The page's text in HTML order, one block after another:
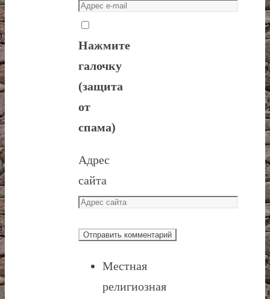
Нажмите
галочку
(защита
от
спама)
Адрес
сайта
Местная
религиозная